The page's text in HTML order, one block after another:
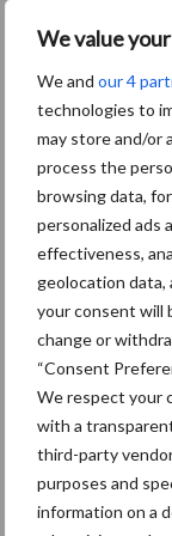
We value
We and our 4
technologies to
may store and/or
process the
browsing data,
personalized ads
effectiveness,
geolocation
your consent will
change or
“Consent
We respect your
with a
third-party
purposes and
information on a